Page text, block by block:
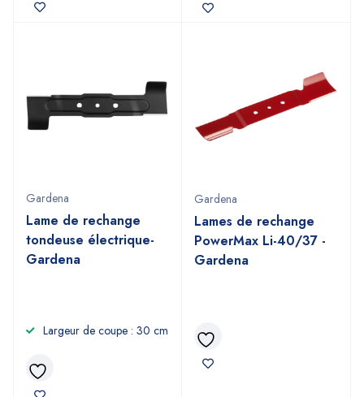
Gardena
Lame de rechange
tondeuse électrique-
Gardena
Largeur de coupe : 30 cm
Gardena
Lames de rechange
PowerMax Li-40/37 -
Gardena